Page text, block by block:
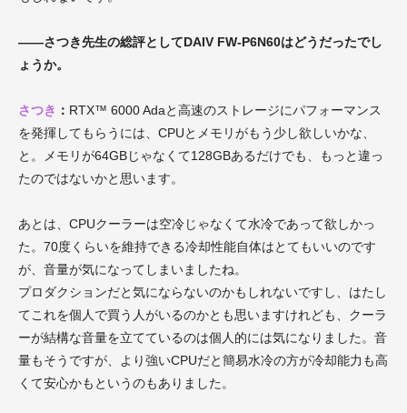
――さつき先生の総評としてDAIV FW-P6N60はどうだったでし
ょうか。
さつき ： RTX™ 6000 Adaと高速のストレージにパフォーマンス
を発揮してもらうには、CPUとメモリがもう少し欲しいかな、
と。メモリが64GBじゃなくて128GBあるだけでも、もっと違っ
たのではないかと思います。
あとは、CPUクーラーは空冷じゃなくて水冷であって欲しかっ
た。 70度くらいを維持できる冷却性能自体はとてもいいのです
が、音量が気になってしまいましたね。
プロダクションだと気にならないのかもしれないですし、はたし
てこれを個人で買う人がいるのかとも思いますけれども、クーラ
ーが結構な音量を立てているのは個人的には気になりました。 音
量もそうですが、より強いCPUだと簡易水冷の方が冷却能力も高
くて安心かもというのもありました。